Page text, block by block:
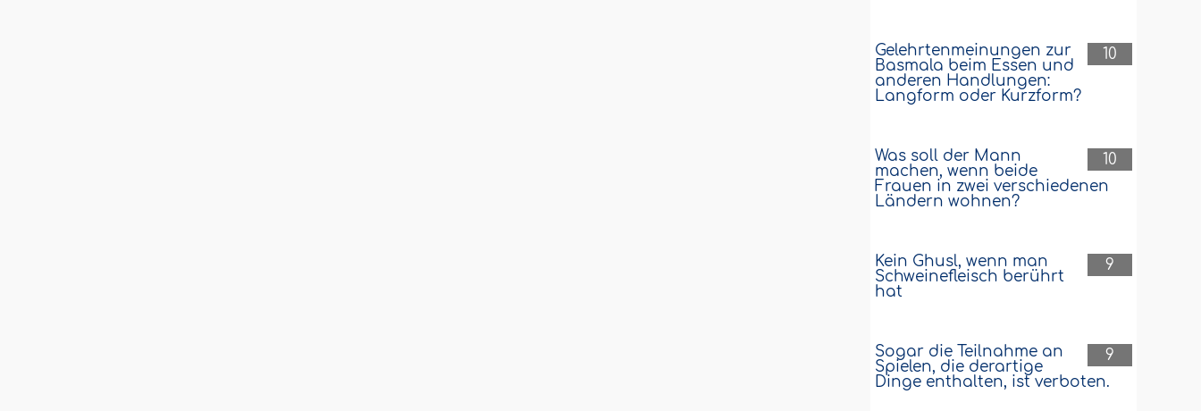
10
Gelehrtenmeinungen zur
Basmala beim Essen und
anderen Handlungen:
Langform oder Kurzform?
10
Was soll der Mann
machen, wenn beide
Frauen in zwei verschiedenen
Ländern wohnen?
9
Kein Ghusl, wenn man
Schweinefleisch berührt
hat
9
Sogar die Teilnahme an
Spielen, die derartige
Dinge enthalten, ist verboten.